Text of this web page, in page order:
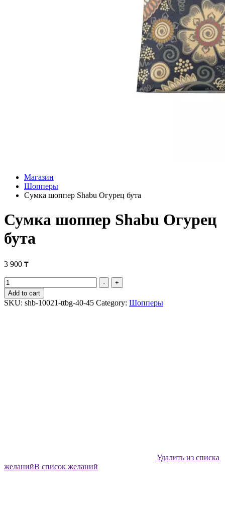
Магазин
Шопперы
Сумка шоппер Shabu Огурец бута
Сумка шоппер Shabu Огурец
бута
3 900 ₸
Сумка
шоппер
Shabu
Огурец
-
+
Add to cart
SKU: shb-10021-ttbg-40-45 Category: Шопперы
Удалить из списка
желанийВ список желаний